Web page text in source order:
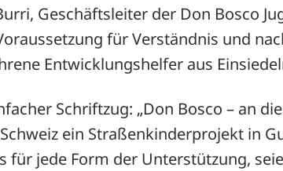
Geschäftsleiter der Don Bosco
für Verständnis und
Entwicklungshelfer aus
Schriftzug: „Don Bosco – an
ein Straßenkinderprojekt in
für jede Form der Unterstützung,